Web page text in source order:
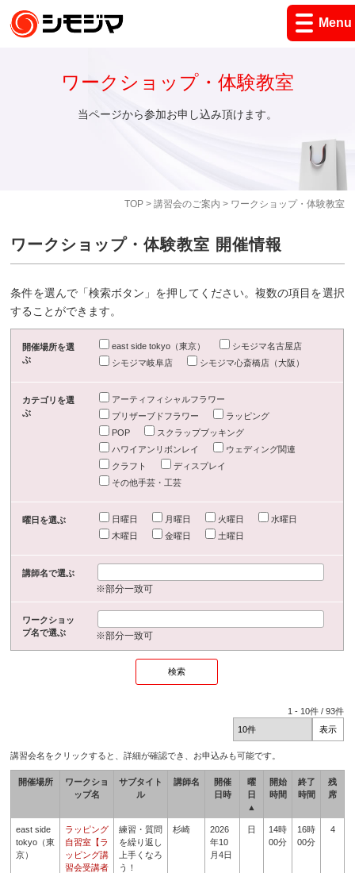
Menu
TOP> 講習会のご案内 > ワークショップ・体験教室
ワークショップ・体験教室
当ページから参加お申し込み頂けます。
ワークショップ・体験教室 開催情報
条件を選んで「検索ボタン」を押してください。複数の項目を選択
することができます。
開催場所を選
ぶ
east side tokyo（東京）
シモジマ名古屋店
シモジマ岐阜店
シモジマ心斎橋店（大阪）
カテゴリを選
ぶ
アーティフィシャルフラワー
プリザーブドフラワー
ラッピング
POP
スクラップブッキング
ハワイアンリボンレイ
ウェディング関連
クラフト
ディスプレイ
その他手芸・工芸
曜日を選ぶ 日曜日 月曜日 火曜日
水曜日
木曜日
金曜日 土曜日
講師名で選ぶ
※部分一致可
ワークショッ
プ名で選ぶ
※部分一致可
1 - 10件 /93件
講習会名をクリックすると、詳細が確認でき、お申込みも可能です。
開催場所
ワークショ
ップ名
サブタイト
ル
講師名
開催
日時
曜
日
▲
開始
時間
終了
時間
残
席
east side
tokyo（東
京）
ラッピング
自習室【ラ
ッピング講
習会受講者
練習・質問
を繰り返し
上手くなろ
う！
杉崎
2026
年10
月4日
日
14時
00分
16時
00分
4